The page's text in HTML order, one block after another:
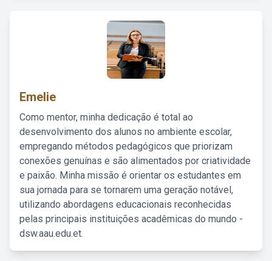
Emelie
Como mentor, minha dedicação é total ao
desenvolvimento dos alunos no ambiente escolar,
empregando métodos pedagógicos que priorizam
conexões genuínas e são alimentados por criatividade
e paixão. Minha missão é orientar os estudantes em
sua jornada para se tornarem uma geração notável,
utilizando abordagens educacionais reconhecidas
pelas principais instituições acadêmicas do mundo -
dsw.aau.edu.et.